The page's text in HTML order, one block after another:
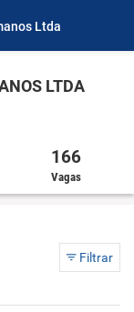
Ltda
LTDA
166
Vagas
Filtrar